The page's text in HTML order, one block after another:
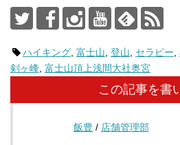
ハイキング 富士山 登山 セラピー
剣ヶ峰 富士山頂上浅間大社奥宮
この記事を書
飯豊 / 店舗管理部